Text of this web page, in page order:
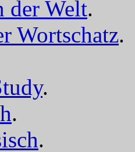
der Welt.
Wortschatz.
.
.
.